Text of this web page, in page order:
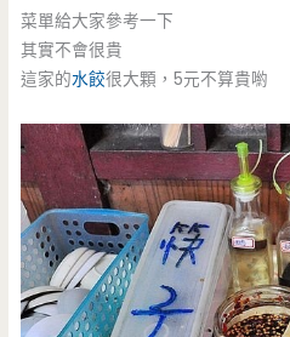
菜單給大家參考一下
其實不會很貴
這家的水餃很大顆，5元不算貴喲